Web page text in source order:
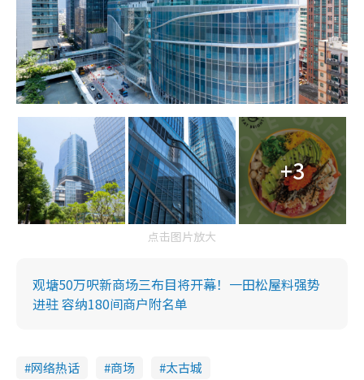
+3
点击图片放大
观塘50万呎新商场三布目将开幕！一田松屋料强势
进驻 容纳180间商户附名单
网络热话 商场 太古城